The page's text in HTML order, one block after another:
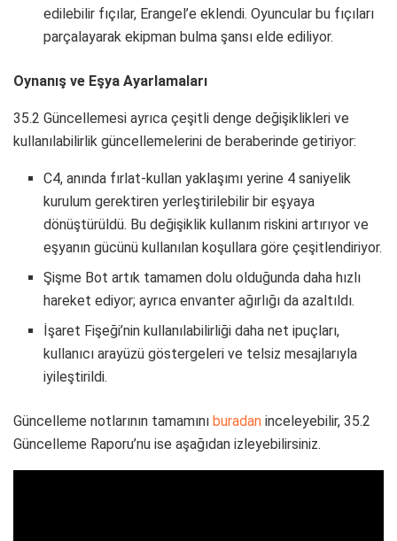
edilebilir fıçılar, Erangel’e eklendi. Oyuncular bu fıçıları
parçalayarak ekipman bulma şansı elde ediliyor.
Oynanış ve Eşya Ayarlamaları
35.2 Güncellemesi ayrıca çeşitli denge değişiklikleri ve
kullanılabilirlik güncellemelerini de beraberinde getiriyor:
C4, anında fırlat-kullan yaklaşımı yerine 4 saniyelik
kurulum gerektiren yerleştirilebilir bir eşyaya
dönüştürüldü. Bu değişiklik kullanım riskini artırıyor ve
eşyanın gücünü kullanılan koşullara göre çeşitlendiriyor.
Şişme Bot artık tamamen dolu olduğunda daha hızlı
hareket ediyor; ayrıca envanter ağırlığı da azaltıldı.
İşaret Fişeği’nin kullanılabilirliği daha net ipuçları,
kullanıcı arayüzü göstergeleri ve telsiz mesajlarıyla
iyileştirildi.
Güncelleme notlarının tamamını buradan inceleyebilir, 35.2
Güncelleme Raporu’nu ise aşağıdan izleyebilirsiniz.